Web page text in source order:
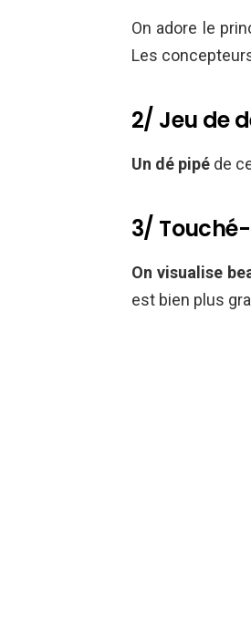
On adore le
Les
2/ Jeu de
Un dé pipé de
3/
On visualise
est bien plus